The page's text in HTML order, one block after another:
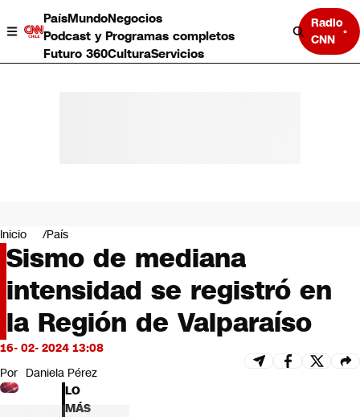
PaísMundoNegocios
Podcast y Programas completos
Futuro 360CulturaServicios
Radio
CNN
Negocios
Deportes
Programas completos
Cultura
Servicios
Bits
CNN tiempo
Futuro 360
Opinión
Inicio País
Sismo de mediana
intensidad se registró en
la Región de Valparaíso
16- 02- 2024 13:08
Por Daniela Pérez
LO
MÁS